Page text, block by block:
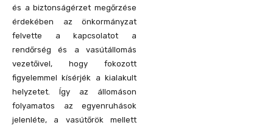
és a biztonságérzet megőrzése
érdekében az önkormányzat
felvette a kapcsolatot a
rendőrség és a vasútállomás
vezetőivel, hogy fokozott
figyelemmel kísérjék a kialakult
helyzetet. Így az állomáson
folyamatos az egyenruhások
jelenléte, a vasútőrök mellett